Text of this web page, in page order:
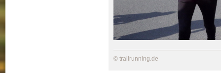
© trailrunning.de